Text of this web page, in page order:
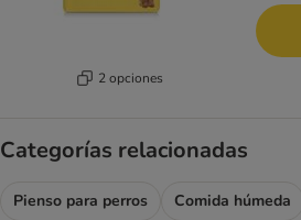
2 opciones
Categorías relacionadas
Pienso para perros Comida húmeda